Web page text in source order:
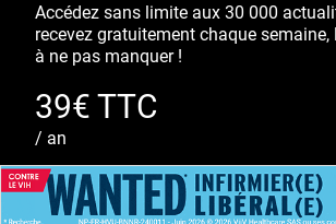
Accédez sans limite aux 30 000
recevez gratuitement chaque
à ne pas manquer !
39€ TTC
/ an
S'ABONNER